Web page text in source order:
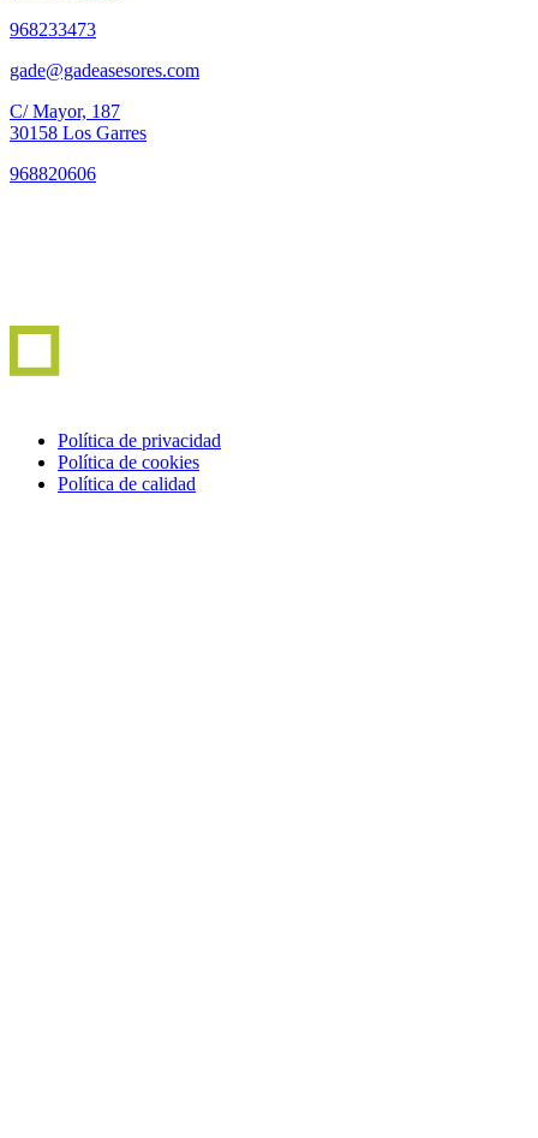
968233473
gade@gadeasesores.com
C/ Mayor, 187
30158 Los Garres
968820606
Política de privacidad
Política de cookies
Política de calidad